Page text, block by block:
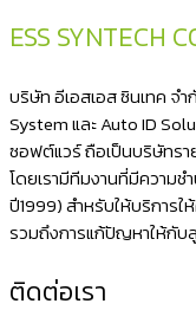
ESS SYNTECH
บริษัท อีเอสเอส ซินเทค จ
System และ Auto ID
ซอฟต์แวร์ ถือเป็นบริษัทรา
โดยเรามีทีมงานที่มีความ
ปี1999) สำหรับให้บริการ
รวมถึงการแก้ปัญหาให้กับ
ติดต่อเรา